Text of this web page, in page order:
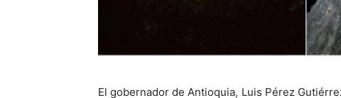
El gobernador de Antioquia, Luis Pérez